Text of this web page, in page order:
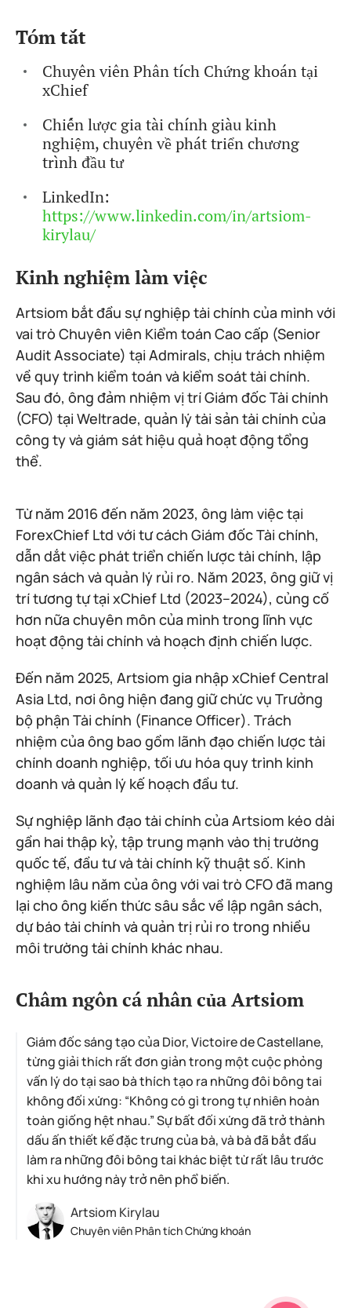
Tóm tắt
Chuyên viên Phân tích Chứng khoán tại
xChief
Chiến lược gia tài chính giàu kinh
nghiệm, chuyên về phát triển chương
trình đầu tư
LinkedIn:
https://www.linkedin.com/in/artsiom-
kirylau/
Kinh nghiệm làm việc
Artsiom bắt đầu sự nghiệp tài chính của mình với
vai trò Chuyên viên Kiểm toán Cao cấp (Senior
Audit Associate) tại Admirals, chịu trách nhiệm
về quy trình kiểm toán và kiểm soát tài chính.
Sau đó, ông đảm nhiệm vị trí Giám đốc Tài chính
(CFO) tại Weltrade, quản lý tài sản tài chính của
công ty và giám sát hiệu quả hoạt động tổng
thể.
Từ năm 2016 đến năm 2023, ông làm việc tại
ForexChief Ltd với tư cách Giám đốc Tài chính,
dẫn dắt việc phát triển chiến lược tài chính, lập
ngân sách và quản lý rủi ro. Năm 2023, ông giữ vị
trí tương tự tại xChief Ltd (2023–2024), củng cố
hơn nữa chuyên môn của mình trong lĩnh vực
hoạt động tài chính và hoạch định chiến lược.
Đến năm 2025, Artsiom gia nhập xChief Central
Asia Ltd, nơi ông hiện đang giữ chức vụ Trưởng
bộ phận Tài chính (Finance Officer). Trách
nhiệm của ông bao gồm lãnh đạo chiến lược tài
chính doanh nghiệp, tối ưu hóa quy trình kinh
doanh và quản lý kế hoạch đầu tư.
Sự nghiệp lãnh đạo tài chính của Artsiom kéo dài
gần hai thập kỷ, tập trung mạnh vào thị trường
quốc tế, đầu tư và tài chính kỹ thuật số. Kinh
nghiệm lâu năm của ông với vai trò CFO đã mang
lại cho ông kiến thức sâu sắc về lập ngân sách,
dự báo tài chính và quản trị rủi ro trong nhiều
môi trường tài chính khác nhau.
Châm ngôn cá nhân của Artsiom
Giám đốc sáng tạo của Dior, Victoire de Castellane,
từng giải thích rất đơn giản trong một cuộc phỏng
vấn lý do tại sao bà thích tạo ra những đôi bông tai
không đối xứng: “Không có gì trong tự nhiên hoàn
toàn giống hệt nhau.” Sự bất đối xứng đã trở thành
dấu ấn thiết kế đặc trưng của bà, và bà đã bắt đầu
làm ra những đôi bông tai khác biệt từ rất lâu trước
khi xu hướng này trở nên phổ biến.
Artsiom Kirylau
Chuyên viên Phân tích Chứng khoán